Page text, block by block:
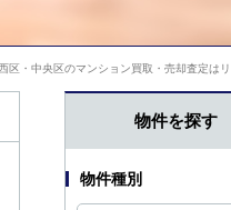
区・中央区のマンション買取・売却査定は
物件を探す
物件種別